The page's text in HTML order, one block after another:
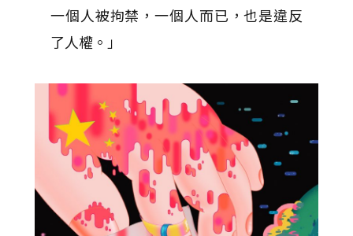
一個人被拘禁，一個人而已，也是違反
了人權。 」